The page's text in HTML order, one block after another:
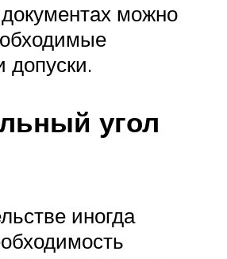
можно
допуски.
угол
иногда